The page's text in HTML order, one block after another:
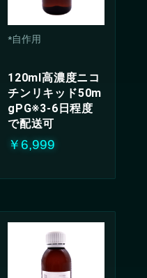
*自作用
120ml高濃度ニコ
チンリキッド50m
gPG※3-6日程度
で配送可
￥6,999